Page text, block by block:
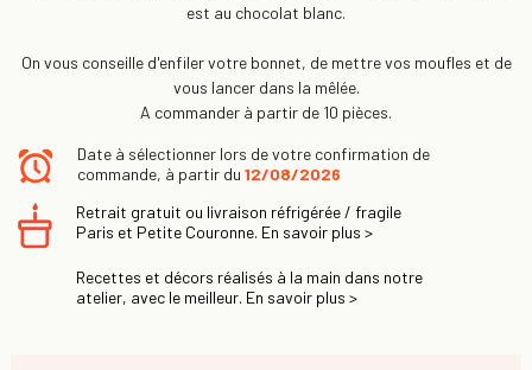
est au chocolat blanc.
On vous conseille d'enfiler votre bonnet, de mettre vos moufles et de
vous lancer dans la mêlée.
A commander à partir de 10 pièces.
Date à sélectionner lors de votre confirmation de
commande, à partir du 12/08/2026
Retrait gratuit ou livraison réfrigérée / fragile
Paris et Petite Couronne. En savoir plus >
Recettes et décors réalisés à la main dans notre
atelier, avec le meilleur. En savoir plus >